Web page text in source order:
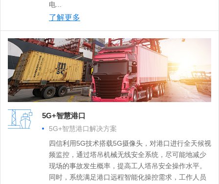
电...
了解更多
5G+智慧港口
5G+智慧港口解决方案
四信利用5G技术搭载5G摄像头，对港口进行全天候视
频监控，通过塔吊机械无线安全系统，尽可能地减少
现场的事故发生概率，提高工人塔吊安全操作水平。
同时，系统满足港口远程智能化操控需求，工作人员